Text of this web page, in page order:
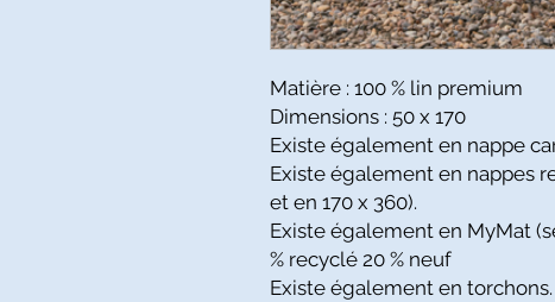
Matière : 100 % lin premium
Dimensions : 50 x 170
Existe également en nappe
Existe également en nappes
et en 170 x 360).
Existe également en MyMat
% recyclé 20 % neuf
Existe également en torchons.